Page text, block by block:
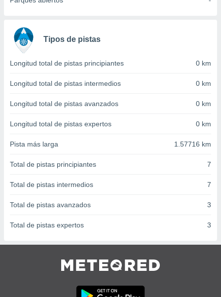
e
mediante
publicidad
1199
Tipos de pistas
Longitud total de pistas principiantes 0 km
Longitud total de pistas intermedios 0 km
Longitud total de pistas avanzados 0 km
Longitud total de pistas expertos 0 km
Pista más larga 1.57716 km
Total de pistas principiantes 7
Total de pistas intermedios 7
Total de pistas avanzados 3
Total de pistas expertos 3